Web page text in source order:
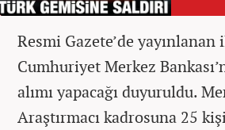
Resmi Gazete’de
Cumhuriyet Merkez
alımı yapacağı duyuruldu.
Araştırmacı kadrosuna 25